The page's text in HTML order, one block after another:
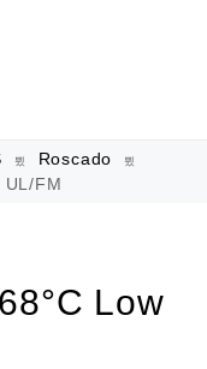
Roscado
FM
Low